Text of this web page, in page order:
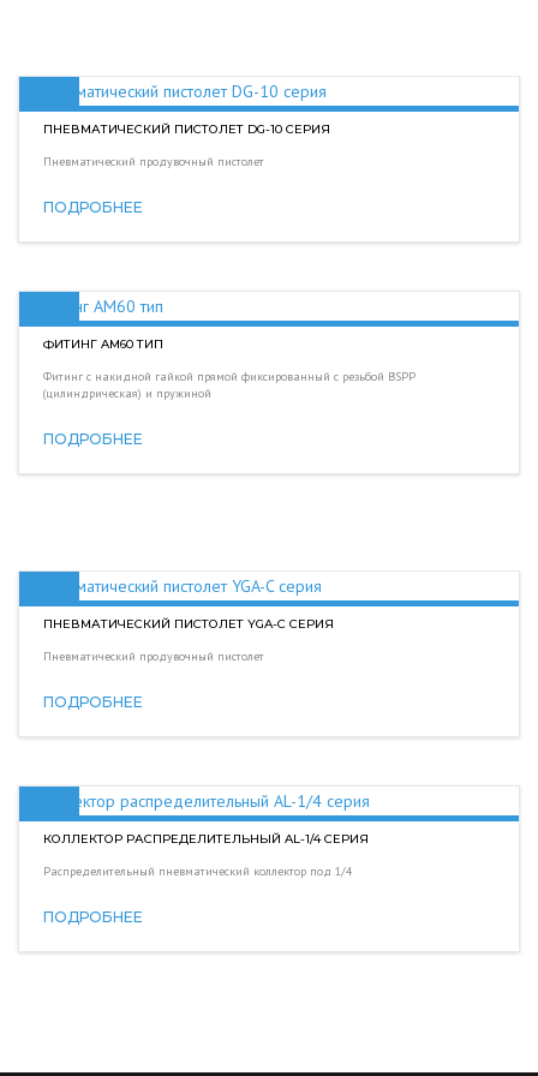
ПНЕВМАТИЧЕСКИЙ ПИСТОЛЕТ DG-10 СЕРИЯ
Пневматический продувочный пистолет
ПОДРОБНЕЕ
ФИТИНГ AM60 ТИП
Фитинг с накидной гайкой прямой фиксированный с резьбой BSPP
(цилиндрическая) и пружиной
ПОДРОБНЕЕ
ПНЕВМАТИЧЕСКИЙ ПИСТОЛЕТ YGA-C СЕРИЯ
Пневматический продувочный пистолет
ПОДРОБНЕЕ
КОЛЛЕКТОР РАСПРЕДЕЛИТЕЛЬНЫЙ AL-1/4 СЕРИЯ
Распределительный пневматический коллектор под 1/4
ПОДРОБНЕЕ